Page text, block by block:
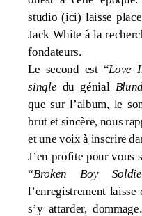
studio (ici) laisse
Jack White à la
fondateurs.
Le second est “Love
singledu génial
que sur l’album, le
brut et sincère, nous
et une voix à inscrire
J’en profite pour vous
“Broken Boy
l’enregistrement
s’y attarder,